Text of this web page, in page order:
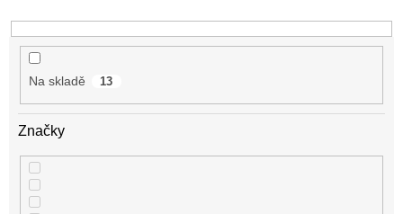
k
t
Na skladě 13
Značky